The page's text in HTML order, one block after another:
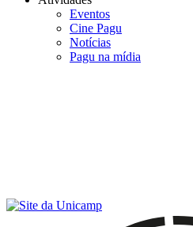
Eventos
Cine Pagu
Notícias
Pagu na mídia